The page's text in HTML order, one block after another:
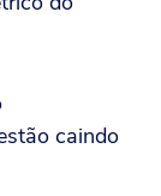
caindo